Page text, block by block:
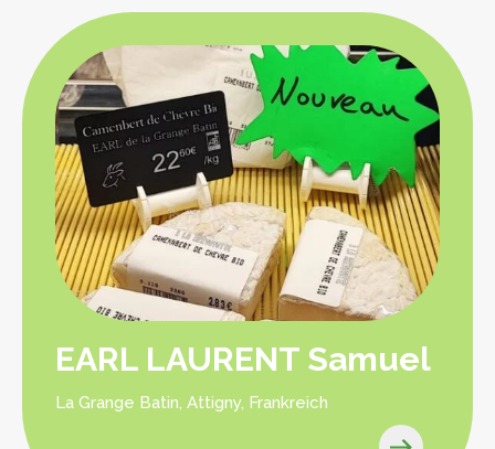
EARL LAURENT Samuel
La Grange Batin, Attigny, Frankreich